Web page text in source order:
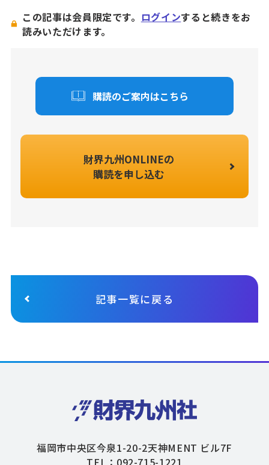
この記事は会員限定です。 ログインすると続きをお
読みいただけます。
購読のご案内はこちら
財界九州ONLINEの
購読を申し込む
記事一覧に戻る
福岡市中央区今泉1-20-2天神MENT ビル7F
TEL：092-715-1221